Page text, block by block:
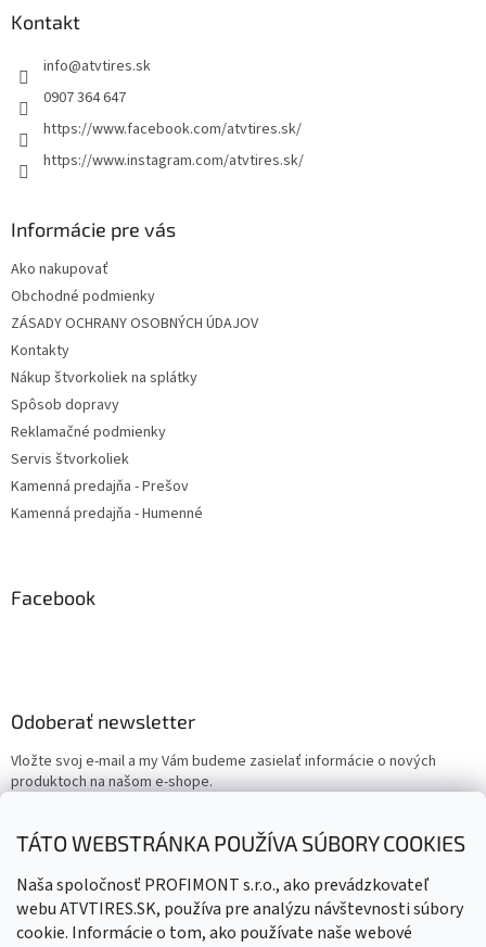
TÁTO WEBSTRÁNKA POUŽÍVA SÚBORY COOKIES
Naša spoločnosť PROFIMONT s.r.o., ako prevádzkovateľ
webu ATVTIRES.SK, používa pre analýzu návštevnosti súbory
cookie. Informácie o tom, ako používate naše webové
Kontakt
info@atvtires.sk
0907 364 647
https://www.facebook.com/atvtires.sk/
https://www.instagram.com/atvtires.sk/
Informácie pre vás
Ako nakupovať
Obchodné podmienky
ZÁSADY OCHRANY OSOBNÝCH ÚDAJOV
Kontakty
Nákup štvorkoliek na splátky
Spôsob dopravy
Reklamačné podmienky
Servis štvorkoliek
Kamenná predajňa - Prešov
Kamenná predajňa - Humenné
Facebook
Odoberať newsletter
Vložte svoj e-mail a my Vám budeme zasielať informácie o nových
produktoch na našom e-shope.
Email
Vložením e-mailu súhlasíte spodmienkami ochrany osobných
údajov